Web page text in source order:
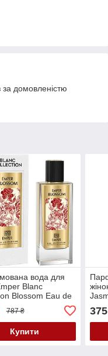
домовленістю
вода для
Blanc
Blossom Eau de
787 ₴
Купити
375